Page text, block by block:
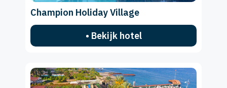
Champion Holiday Village
• Bekijk hotel